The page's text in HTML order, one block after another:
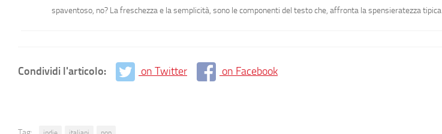
spaventoso, no? La freschezza e la semplicità, sono le componenti del testo che, affronta la spensieratezza tipica
Condividi l'articolo: on Twitter on Facebook